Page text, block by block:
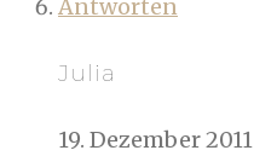
Antworten
Julia
19. Dezember 2011